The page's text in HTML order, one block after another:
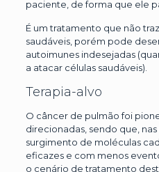
paciente, de forma que ele
É um tratamento que não
saudáveis, porém pode
autoimunes indesejadas
a atacar células saudáveis).
Terapia-alvo
O câncer de pulmão foi
direcionadas, sendo que,
surgimento de moléculas
eficazes e com menos
o cenário de tratamento